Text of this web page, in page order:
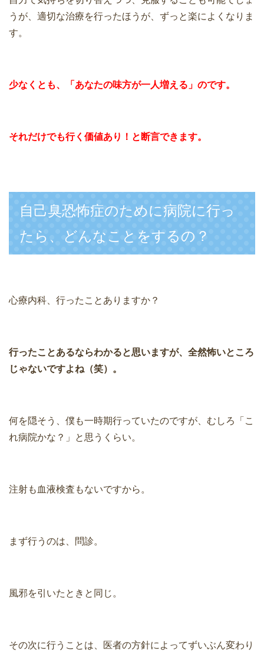
うが、適切な治療を行ったほうが、ずっと楽によくなりま
す。
少なくとも、「あなたの味方が一人増える」のです。
それだけでも行く価値あり！と断言できます。
自己臭恐怖症のために病院に行っ
たら、どんなことをするの？
心療内科、行ったことありますか？
行ったことあるならわかると思いますが、全然怖いところ
じゃないですよね（笑）。
何を隠そう、僕も一時期行っていたのですが、むしろ「こ
れ病院かな？」と思うくらい。
注射も血液検査もないですから。
まず行うのは、問診。
風邪を引いたときと同じ。
その次に行うことは、医者の方針によってずいぶん変わり